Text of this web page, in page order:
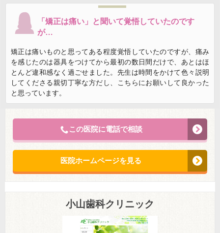
「矯正は痛い」と聞いて覚悟していたのです
が…
矯正は痛いものと思ってある程度覚悟していたのですが、痛み
を感じたのは器具をつけてから最初の数日間だけで、あとはほ
とんど違和感なく過ごせました。先生は時間をかけて色々説明
してくださる親切丁寧な方だし、こちらにお願いして良かった
と思っています。
この医院に電話で相談
医院ホームページを見る
小山歯科クリニック